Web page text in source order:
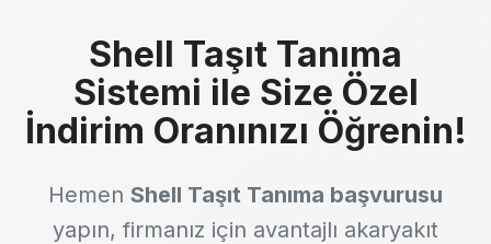
Shell Taşıt Tanıma
Sistemi ile Size Özel
İndirim Oranınızı Öğrenin!
Hemen Shell Taşıt Tanıma başvurusu
yapın, firmanız için avantajlı akaryakıt